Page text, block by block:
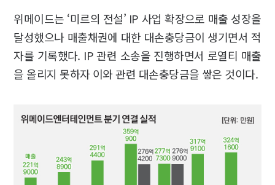
위메이드는 ‘미르의 전설’ IP 사업 확장으로 매출 성장을
달성했으나 매출채권에 대한 대손충당금이 생기면서 적
자를 기록했다. IP 관련 소송을 진행하면서 로열티 매출
을 올리지 못하자 이와 관련 대손충당금을 쌓은 것이다.